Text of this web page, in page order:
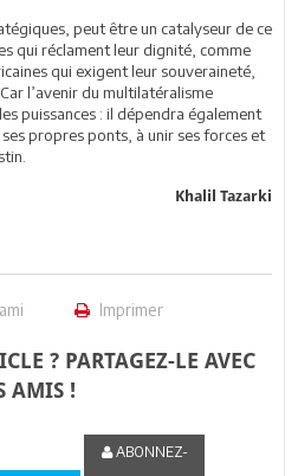
peut être un catalyseur de ce
qui réclament leur dignité, comme
qui exigent leur souveraineté,
l’avenir du multilatéralisme
puissances : il dépendra également
propres ponts, à unir ses forces et
Khalil Tazarki
Imprimer
? PARTAGEZ-LE AVEC
AMIS !
ABONNEZ-